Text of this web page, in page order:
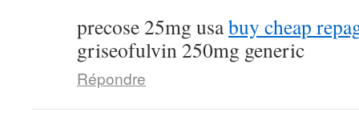
precose 25mg usabuy cheap
griseofulvin 250mg generic
Répondre